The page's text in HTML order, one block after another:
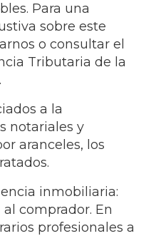
Para una
sobre este
o consultar el
Tributaria de la
a la
notariales y
aranceles, los
inmobiliaria:
comprador. En
profesionales a